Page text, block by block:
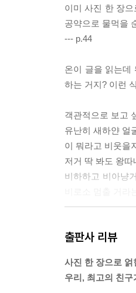
이미 사진 한 장
공약으로 물먹을
--- p.44
온이 글을 읽는데
하는 거지? 이런
객관적으로 보고
유난히 새하얀 얼
이 뭐라고 비웃을
저거 딱 봐도 왕
비하하고 비아냥
도 피하지 않겠다
일단 한번 내질
출판사 리뷰
사진 한 장으로 얽
우리, 최고의 친